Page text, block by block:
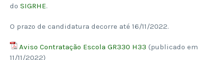
do SIGRHE.
O prazo de candidatura decorre até 16/11/2022.
Aviso Contratação Escola GR330 H33 (publicado em
11/11/2022)